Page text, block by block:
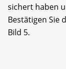
sichert haben
Bestätigen Sie
Bild 5.